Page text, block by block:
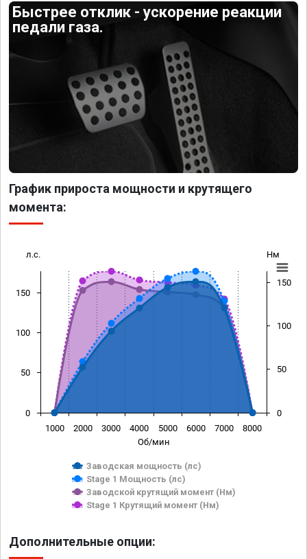
Быстрее отклик - ускорение реакции
педали газа.
График прироста мощности и крутящего
момента:
Об/мин
л.с. Нм
Заводская мощность (лс)
Stage 1 Мощность (лс)
Заводской крутящий момент (Нм)
Stage 1 Крутящий момент (Нм)
1000 2000 3000 4000 5000 6000 7000 8000
0
50
100
150
0
50
100
150
Дополнительные опции: